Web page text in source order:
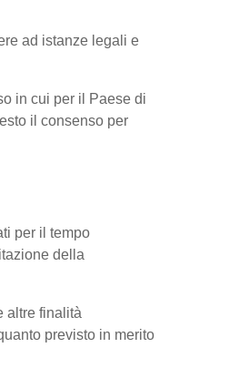
ad istanze legali e
in cui per il Paese di
il consenso per
per il tempo
della
altre finalità
previsto in merito